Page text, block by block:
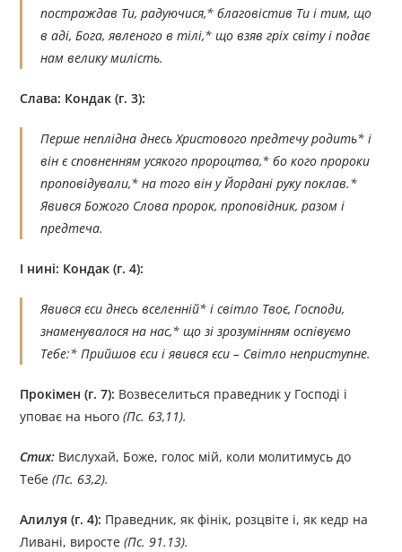
постраждав Ти, радуючися,* благовістив Ти і тим, що
в аді, Бога, явленого в тілі,* що взяв гріх світу і подає
нам велику милість.
Слава: Кондак (г. 3):
Перше неплідна днесь Христового предтечу родить* і
він є сповненням усякого пророцтва,* бо кого пророки
проповідували,* на того він у Йордані руку поклав.*
Явився Божого Слова пророк, проповідник, разом і
предтеча.
І нині: Кондак (г. 4):
Явився єси днесь вселенній* і світло Твоє, Господи,
знаменувалося на нас,* що зі зрозумінням оспівуємо
Тебе:* Прийшов єси і явився єси – Світло неприступне.
Прокімен (г. 7): Возвеселиться праведник у Господі і
уповає на нього(Пс. 63,11).
Стих: Вислухай, Боже, голос мій, коли молитимусь до
Тебе(Пс. 63,2).
Алилуя (г. 4): Праведник, як фінік, розцвіте і, як кедр на
Ливані, виросте(Пс. 91.13).